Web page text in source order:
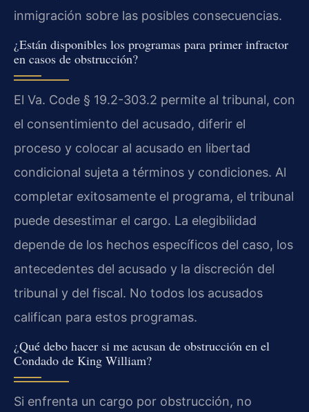
inmigración sobre las posibles consecuencias.
¿Están disponibles los programas para primer infractor
en casos de obstrucción?
El Va. Code § 19.2-303.2 permite al tribunal, con
el consentimiento del acusado, diferir el
proceso y colocar al acusado en libertad
condicional sujeta a términos y condiciones. Al
completar exitosamente el programa, el tribunal
puede desestimar el cargo. La elegibilidad
depende de los hechos específicos del caso, los
antecedentes del acusado y la discreción del
tribunal y del fiscal. No todos los acusados
califican para estos programas.
¿Qué debo hacer si me acusan de obstrucción en el
Condado de King William?
Si enfrenta un cargo por obstrucción, no